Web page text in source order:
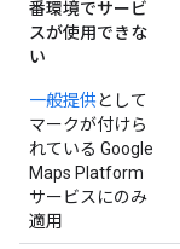
番環境でサービ
スが使用できな
い
一般提供として
マークが付けら
れている Google
Maps Platform
サービスにのみ
適用